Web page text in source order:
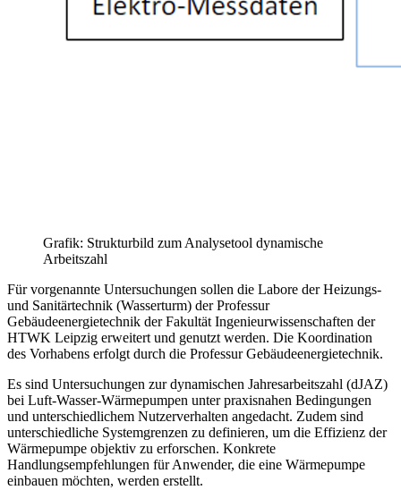
Grafik: Strukturbild zum Analysetool dynamische
Arbeitszahl
Für vorgenannte Untersuchungen sollen die Labore der Heizungs-
und Sanitärtechnik (Wasserturm) der Professur
Gebäudeenergietechnik der Fakultät Ingenieurwissenschaften der
HTWK Leipzig erweitert und genutzt werden. Die Koordination
des Vorhabens erfolgt durch die Professur Gebäudeenergietechnik.
Es sind Untersuchungen zur dynamischen Jahresarbeitszahl (dJAZ)
bei Luft-Wasser-Wärmepumpen unter praxisnahen Bedingungen
und unterschiedlichem Nutzerverhalten angedacht. Zudem sind
unterschiedliche Systemgrenzen zu definieren, um die Effizienz der
Wärmepumpe objektiv zu erforschen. Konkrete
Handlungsempfehlungen für Anwender, die eine Wärmepumpe
einbauen möchten, werden erstellt.